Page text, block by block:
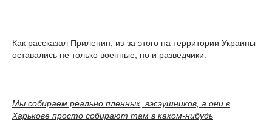
Как рассказал Прилепин, из-за этого на территории Украины
оставались не только военные, но и разведчики.
Мы собираем реально пленных, вэсэушников, а они в
Харькове просто собирают там в каком-нибудь